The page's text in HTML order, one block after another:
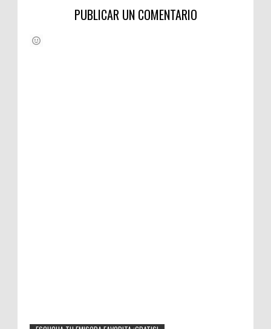
PUBLICAR UN COMENTARIO